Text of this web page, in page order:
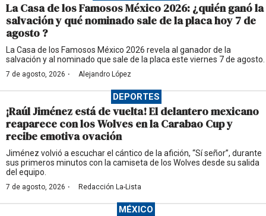
La Casa de los Famosos México 2026: ¿quién ganó la
salvación y qué nominado sale de la placa hoy 7 de
agosto ?
La Casa de los Famosos México 2026 revela al ganador de la
salvación y al nominado que sale de la placa este viernes 7 de agosto.
7 de agosto, 2026 · Alejandro López
DEPORTES
¡Raúl Jiménez está de vuelta! El delantero mexicano
reaparece con los Wolves en la Carabao Cup y
recibe emotiva ovación
Jiménez volvió a escuchar el cántico de la afición, “Sí señor”, durante
sus primeros minutos con la camiseta de los Wolves desde su salida
del equipo.
7 de agosto, 2026 · Redacción La-Lista
MÉXICO